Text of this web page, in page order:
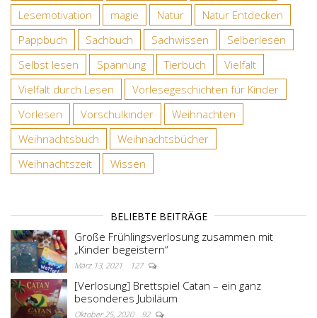
Lesemotivation
magie Natur
Natur Entdecken
Pappbuch
Sachbuch Sachwissen
Selberlesen
Selbst lesen
Spannung Tierbuch
Vielfalt
Vielfalt durch Lesen
Vorlesegeschichten für Kinder
Vorlesen
Vorschulkinder
Weihnachten
Weihnachtsbuch
Weihnachtsbücher
Weihnachtszeit
Wissen
BELIEBTE BEITRÄGE
Große Frühlingsverlosung zusammen mit
„Kinder begeistern“
März 13, 2021 127
[Verlosung] Brettspiel Catan – ein ganz
besonderes Jubiläum
Oktober 25, 2020 92